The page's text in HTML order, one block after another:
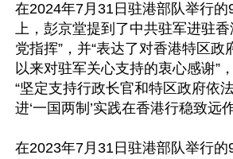
在2024年7月31日驻港部队举行的
上，彭京堂提到了中共驻军进驻香
党指挥”，并“表达了对香港特区政
以来对驻军关心支持的衷心感谢”
“坚定支持行政长官和特区政府依
进‘一国两制’实践在香港行稳致远
在2023年7月31日驻港部队举行的